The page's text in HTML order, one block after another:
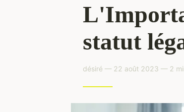
statut
désiré — 22 août 2023 — 2